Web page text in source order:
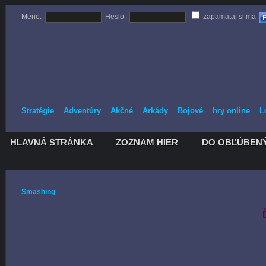
Meno: Heslo: zapamätaj si ma
Stratégie Adventúry Akčné Arkády Bojové hry online
HLAVNÁ STRÁNKA
HLAVNÁ STRÁNKA ZOZNAM HIER
ZOZNAM HIER DO
DO
Smashing